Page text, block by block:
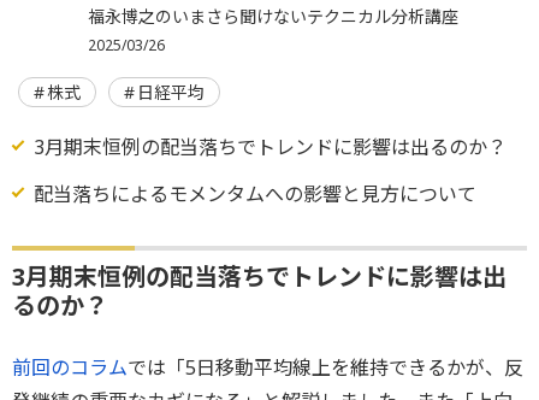
福永博之のいまさら聞けないテクニカル分析講座
2025/03/26
株式 日経平均
3月期末恒例の配当落ちでトレンドに影響は出るのか？
配当落ちによるモメンタムへの影響と見方について
3月期末恒例の配当落ちでトレンドに影響は出
るのか？
前回のコラムでは「5日移動平均線上を維持できるかが、反